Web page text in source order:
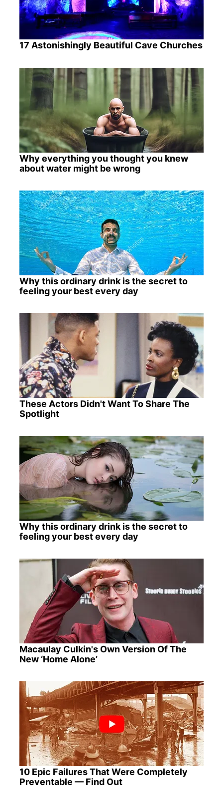
17 Astonishingly Beautiful Cave Churches
Why everything you thought you knew
about water might be wrong
Why this ordinary drink is the secret to
feeling your best every day
These Actors Didn't Want To Share The
Spotlight
Why this ordinary drink is the secret to
feeling your best every day
Macaulay Culkin's Own Version Of The
New ‘Home Alone’
10 Epic Failures That Were Completely
Preventable — Find Out